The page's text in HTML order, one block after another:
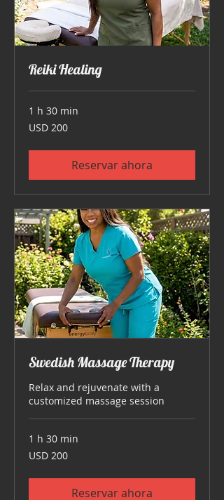
Reiki Healing
1 h 30 min
200
dólares
USD 200
Reservar ahora
Swedish Massage Therapy
Relax and rejuvenate with a
customized massage session
1 h 30 min
200
dólares
USD 200
Reservar ahora